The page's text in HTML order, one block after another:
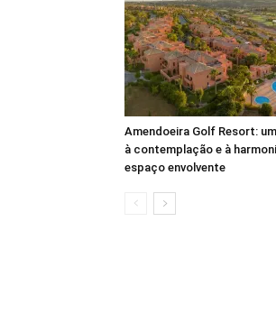
Amendoeira Golf Resort:
à contemplação e à
espaço envolvente